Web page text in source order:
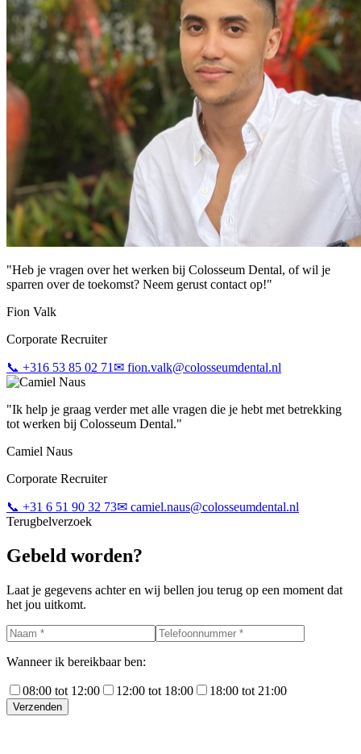
"Heb je vragen over het werken bij Colosseum Dental, of wil je
sparren over de toekomst? Neem gerust contact op!"
Fion Valk
Corporate Recruiter
📞 +316 53 85 02 71 ✉ fion.valk@colosseumdental.nl
"Ik help je graag verder met alle vragen die je hebt met betrekking
tot werken bij Colosseum Dental."
Camiel Naus
Corporate Recruiter
📞 +31 6 51 90 32 73✉ camiel.naus@colosseumdental.nl
Terugbelverzoek
Gebeld worden?
Laat je gegevens achter en wij bellen jou terug op een moment dat
het jou uitkomt.
Wanneer ik bereikbaar ben:
08:00 tot 12:00 12:00 tot 18:00 18:00 tot 21:00
Verzenden